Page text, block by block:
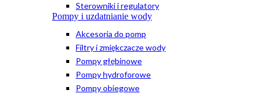
Sterowniki i regulatory
Pompy i uzdatnianie wody
Akcesoria do pomp
Filtry i zmiękczacze wody
Pompy głębinowe
Pompy hydroforowe
Pompy obiegowe